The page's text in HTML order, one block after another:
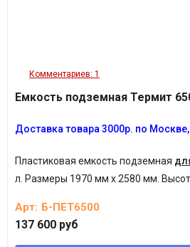
Комментариев: 1
Емкость подземная Термит
Доставка товара 3000р. по
Пластиковая емкость подземная
л. Размеры 1970 мм х 2580 мм.
Арт: Б-ПЕТ6500
137 600 руб